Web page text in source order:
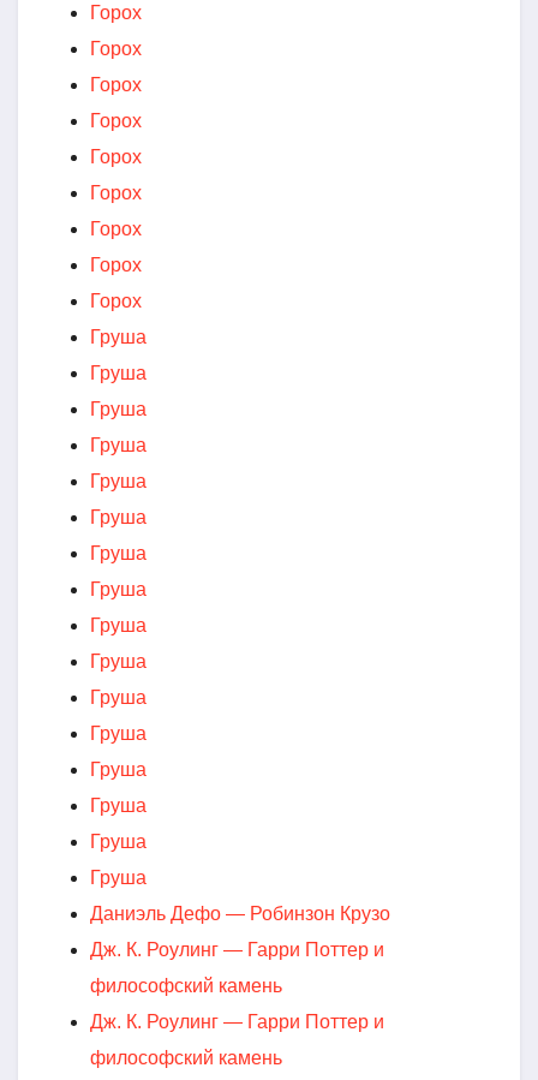
Горох
Горох
Горох
Горох
Горох
Горох
Горох
Горох
Горох
Груша
Груша
Груша
Груша
Груша
Груша
Груша
Груша
Груша
Груша
Груша
Груша
Груша
Груша
Груша
Груша
Даниэль Дефо — Робинзон Крузо
Дж. К. Роулинг — Гарри Поттер и
философский камень
Дж. К. Роулинг — Гарри Поттер и
философский камень